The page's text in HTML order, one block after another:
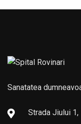
Sanatatea
Strada Jiului